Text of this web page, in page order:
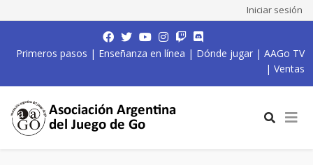
Iniciar sesión
Primeros pasos | Enseñanza en línea | Dónde jugar | AAGo TV
| Ventas